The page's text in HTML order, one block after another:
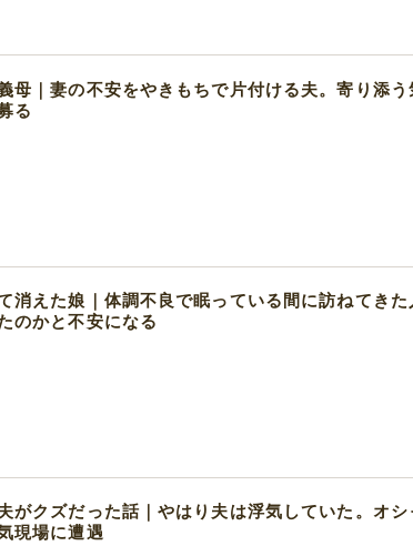
母｜妻の不安をやきもちで片付ける夫。寄り添
る
消えた娘｜体調不良で眠っている間に訪ねてき
のかと不安になる
がクズだった話｜やはり夫は浮気していた。オシ
現場に遭遇